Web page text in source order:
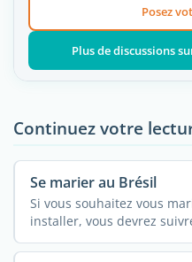
Posez
Plus de discussions
Continuez votre
Se marier au Brésil
Si vous souhaitez vous
installer, vous devrez